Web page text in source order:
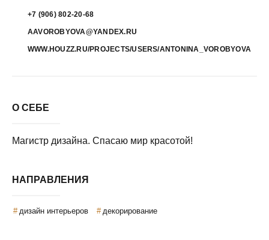
+7 (906) 802-20-68
AAVOROBYOVA@YANDEX.RU
WWW.HOUZZ.RU/PROJECTS/USERS/ANTONINA_VOROBYOVA
О СЕБЕ
Магистр дизайна. Спасаю мир красотой!
НАПРАВЛЕНИЯ
дизайн интерьеров декорирование